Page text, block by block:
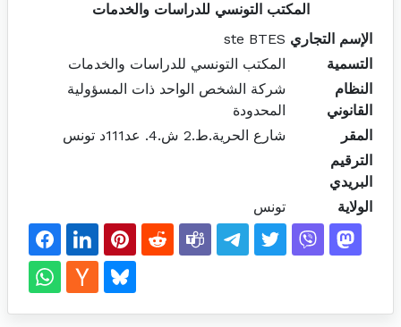
المكتب التونسي للدراسات والخدمات
الإسم التجاري ste BTES
التسمية
المكتب التونسي للدراسات والخدمات
النظام
القانوني
شركة الشخص الواحد ذات المسؤولية
المحدودة
المقر
شارع الحرية.ط.2 ش.4. عد111د تونس
الترقيم
البريدي
الولاية
تونس